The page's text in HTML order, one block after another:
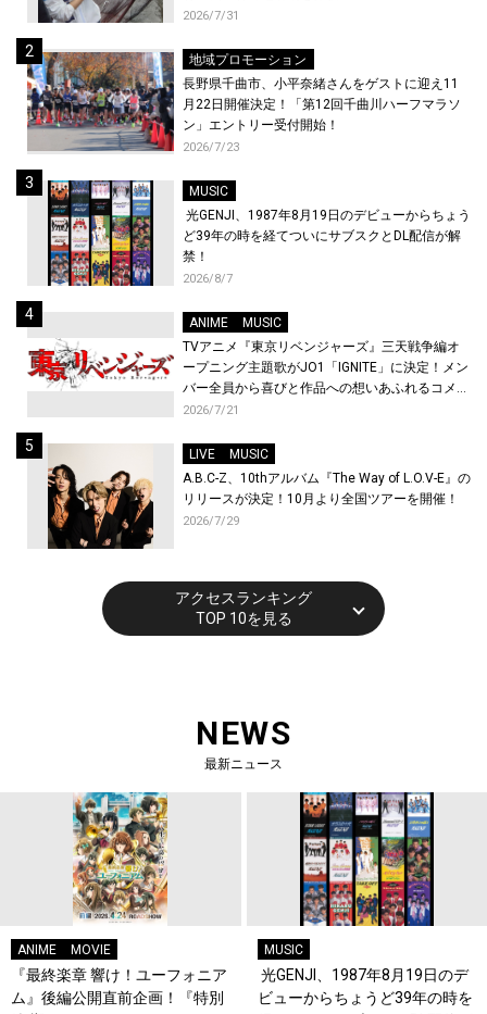
2026/7/31
地域プロモーション
長野県千曲市、小平奈緒さんをゲストに迎え11
月22日開催決定！「第12回千曲川ハーフマラソ
ン」エントリー受付開始！
2026/7/23
MUSIC
光GENJI、1987年8月19日のデビューからちょう
ど39年の時を経てついにサブスクとDL配信が解
禁！
2026/8/7
ANIME
MUSIC
TVアニメ『東京リベンジャーズ』三天戦争編オ
ープニング主題歌がJO1「IGNITE」に決定！メン
バー全員から喜びと作品への想いあふれるコメン
トが到着！9月に東京・大阪で先行上映会を開
2026/7/21
LIVE
MUSIC
A.B.C-Z、10thアルバム『The Way of L.O.V-E』の
リリースが決定！10月より全国ツアーを開催！
2026/7/29
アクセスランキング
TOP 10を見る
NEWS
最新ニュース
ANIME MOVIE
『最終楽章 響け！ユーフォニア
ム』後編公開直前企画！『特別
MUSIC
光GENJI、1987年8月19日のデ
ビューからちょうど39年の時を